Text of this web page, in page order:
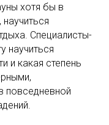
хотя бы в
Специалисты-
научиться
и какая степень
повседневной